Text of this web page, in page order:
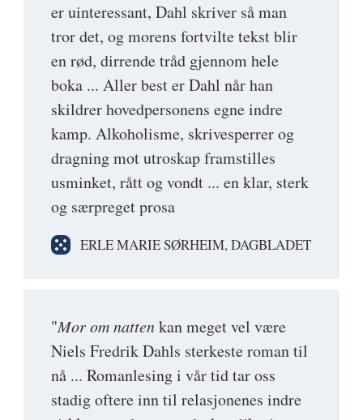
er uinteressant, Dahl skriver så man
tror det, og morens fortvilte tekst blir
en rød, dirrende tråd gjennom hele
boka ... Aller best er Dahl når han
skildrer hovedpersonens egne indre
kamp. Alkoholisme, skrivesperrer og
dragning mot utroskap framstilles
usminket, rått og vondt ... en klar, sterk
og særpreget prosa
ERLE MARIE SØRHEIM, DAGBLADET
"Mor om nattenkan meget vel være
Niels Fredrik Dahls sterkeste roman til
nå ... Romanlesing i vår tid tar oss
stadig oftere inn til relasjonenes indre